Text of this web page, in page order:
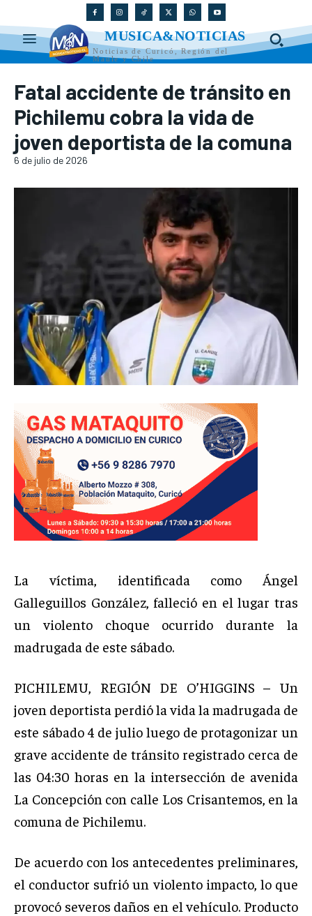
MUSICA&NOTICIAS
Noticias de Curicó, Región del
Maule y Chile
Fatal accidente de tránsito en
Pichilemu cobra la vida de
joven deportista de la comuna
6 de julio de 2026
La víctima, identificada como Ángel
Galleguillos González, falleció en el lugar tras
un violento choque ocurrido durante la
madrugada de este sábado.
PICHILEMU, REGIÓN DE O’HIGGINS – Un
joven deportista perdió la vida la madrugada de
este sábado 4 de julio luego de protagonizar un
grave accidente de tránsito registrado cerca de
las 04:30 horas en la intersección de avenida
La Concepción con calle Los Crisantemos, en la
comuna de Pichilemu.
De acuerdo con los antecedentes preliminares,
el conductor sufrió un violento impacto, lo que
provocó severos daños en el vehículo. Producto